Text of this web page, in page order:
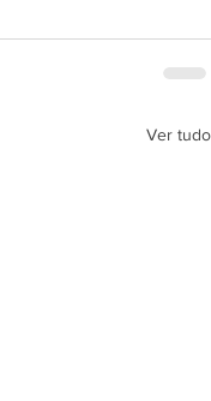
Ver tudo